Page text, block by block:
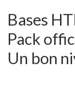
Bases
Pack
Un bon